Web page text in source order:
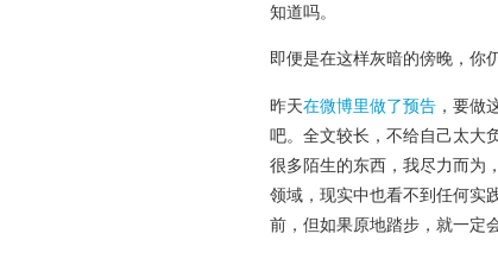
知道吗。
即便是在这样灰暗的傍晚，你
昨天在微博里做了预告 ，要做
吧。全文较长，不给自己太大
很多陌生的东西，我尽力而为
领域，现实中也看不到任何实
前，但如果原地踏步，就一定